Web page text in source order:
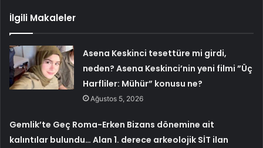
İlgili Makaleler
Asena Keskinci tesettüre mi girdi,
neden? Asena Keskinci’nin yeni filmi ”Üç
Harfliler: Mühür” konusu ne?
Ağustos 5, 2026
Gemlik’te Geç Roma-Erken Bizans dönemine ait
kalıntılar bulundu… Alan 1. derece arkeolojik SİT ilan